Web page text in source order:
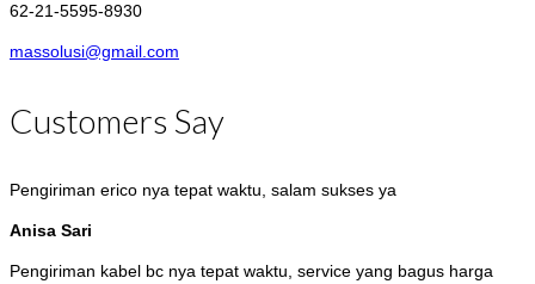
62-21-5595-8930
massolusi@gmail.com
Customers Say
Pengiriman erico nya tepat waktu, salam sukses ya
Anisa Sari
Pengiriman kabel bc nya tepat waktu, service yang bagus harga